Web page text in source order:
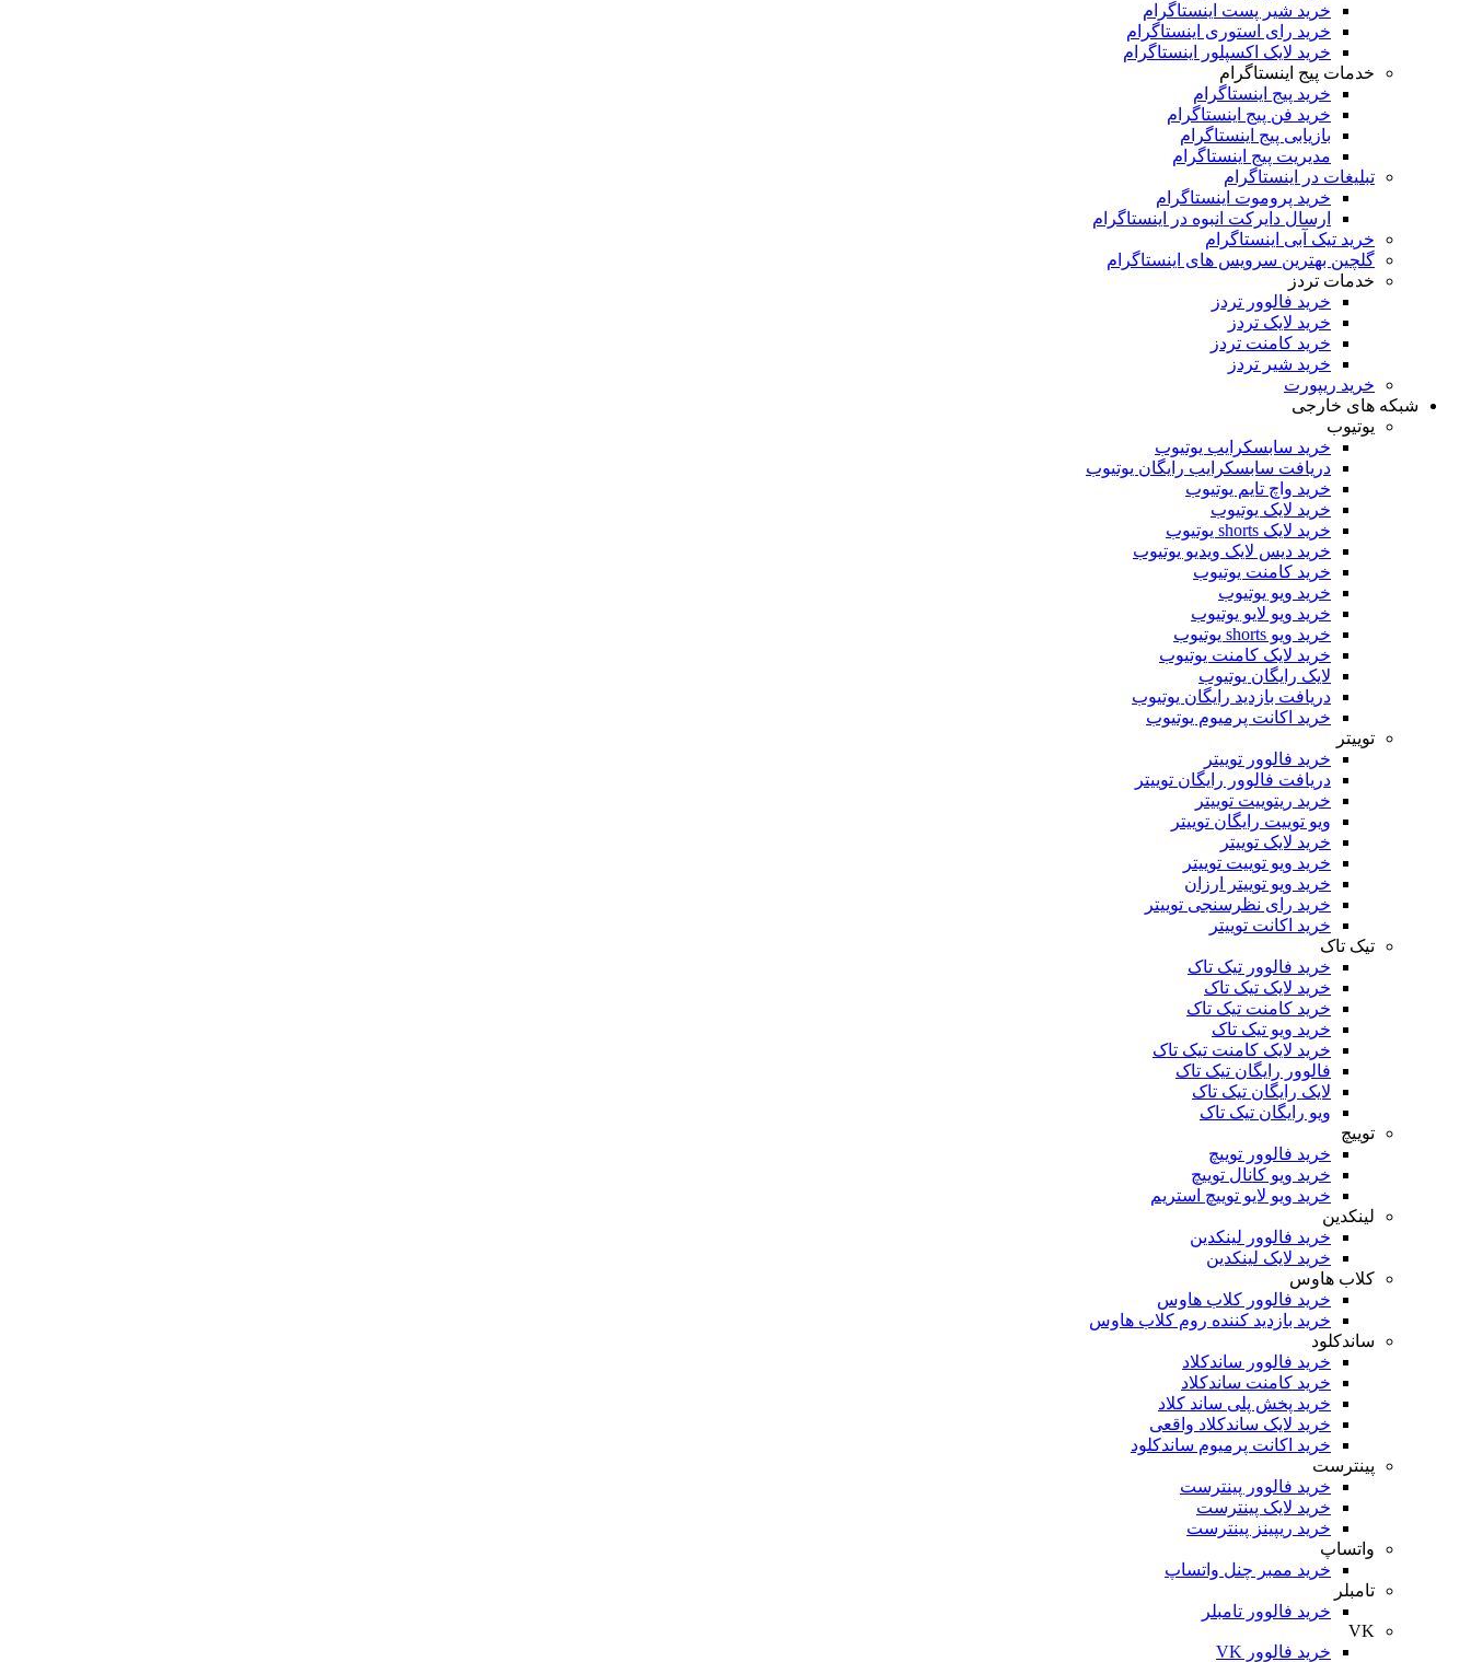
خرید شیر پست اینستاگرام
خرید رای استوری اینستاگرام
خرید لایک اکسپلور اینستاگرام
خدمات پیج اینستاگرام
خرید پیج اینستاگرام
خرید فن پیج اینستاگرام
بازیابی پیج اینستاگرام
مدیریت پیج اینستاگرام
تبلیغات در اینستاگرام
خرید پروموت اینستاگرام
ارسال دایرکت انبوه در اینستاگرام
خرید تیک آبی اینستاگرام
گلچین بهترین سرویس های اینستاگرام
خدمات تردز
خرید فالوور تردز
خرید لایک تردز
خرید کامنت تردز
خرید شیر تردز
خرید ریپورت
شبکه های خارجی
یوتیوب
خرید سابسکرایب یوتیوب
دریافت سابسکرایب رایگان یوتیوب
خرید واچ تایم یوتیوب
خرید لایک یوتیوب
خرید لایک shorts یوتیوب
خرید دیس لایک ویدیو یوتیوب
خرید کامنت یوتیوب
خرید ویو یوتیوب
خرید ویو لایو یوتیوب
خرید ویو shorts یوتیوب
خرید لایک کامنت یوتیوب
لایک رایگان یوتیوب
دریافت بازدید رایگان یوتیوب
خرید اکانت پرمیوم یوتیوب
توییتر
خرید فالوور توییتر
دریافت فالوور رایگان توییتر
خرید ریتوییت توییتر
ویو توییت رایگان توییتر
خرید لایک توییتر
خرید ویو توییت توییتر
خرید ویو توییتر ارزان
خرید رای نظرسنجی توییتر
خرید اکانت توییتر
تیک تاک
خرید فالوور تیک تاک
خرید لایک تیک تاک
خرید کامنت تیک ‌تاک
خرید ویو تیک تاک
خرید لایک کامنت تیک تاک
فالوور رایگان تیک تاک
لایک رایگان تیک تاک
ویو رایگان تیک تاک
توییچ
خرید فالوور توییچ
خرید ویو کانال توییچ
خرید ویو لایو توییچ استریم
لینکدین
خرید فالوور لینکدین
خرید لایک لینکدین
کلاب هاوس
خرید فالوور کلاب هاوس
خرید بازدید کننده روم کلاب هاوس
ساندکلود
خرید فالوور ساندکلاد
خرید کامنت ساندکلاد
خرید پخش پلی ساند کلاد
خرید لایک ساندکلاد واقعی
خرید اکانت پرمیوم ساندکلود
پینترست
خرید فالوور پینترست
خرید لایک پینترست
خرید ریپینز پینترست
واتساپ
خرید ممبر چنل واتساپ
تامبلر
خرید فالوور تامبلر
VK
خرید فالوور VK